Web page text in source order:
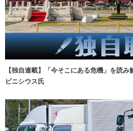
【独自連載】「今そこにある危機」を読
ビニシウス氏